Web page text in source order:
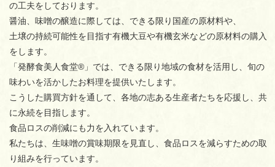
の工夫をしております。
醤油、味噌の醸造に際しては、できる限り国産の原材料や、
土壌の持続可能性を目指す有機大豆や有機玄米などの原材料の購入
をします。
「発酵食美人食堂®」では、できる限り地域の食材を活用し、旬の
味わいを活かしたお料理を提供いたします。
こうした購買方針を通して、各地の志ある生産者たちを応援し、共
に永続を目指します。
食品ロスの削減にも力を入れています。
私たちは、生味噌の賞味期限を見直し、食品ロスを減らすための取
り組みを行っています。